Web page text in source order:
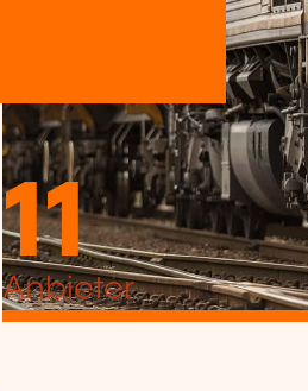
11
Anbieter